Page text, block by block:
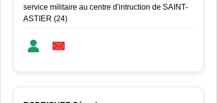
service militaire au centre d'intruction de SAINT-
ASTIER (24)